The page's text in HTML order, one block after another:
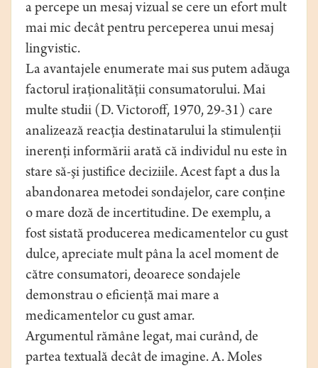
a percepe un mesaj vizual se cere un efort mult
mai mic decât pentru perceperea unui mesaj
lingvistic.
La avantajele enumerate mai sus putem adăuga
factorul iraţionalităţii consumatorului. Mai
multe studii (D. Victoroff, 1970, 29-31) care
analizează reacţia destinatarului la stimulenţii
inerenţi informării arată că individul nu este în
stare să-şi justifice deciziile. Acest fapt a dus la
abandonarea metodei sondajelor, care conţine
o mare doză de incertitudine. De exemplu, a
fost sistată producerea medicamentelor cu gust
dulce, apreciate mult pâna la acel moment de
către consumatori, deoarece sondajele
demonstrau o eficienţă mai mare a
medicamentelor cu gust amar.
Argumentul rămâne legat, mai curând, de
partea textuală decât de imagine. A. Moles